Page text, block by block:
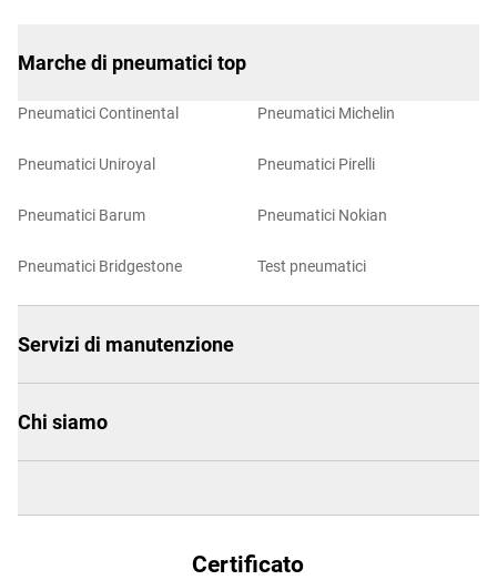
Marche di pneumatici top
Pneumatici Continental
Pneumatici Uniroyal
Pneumatici Barum
Pneumatici Bridgestone
Pneumatici Michelin
Pneumatici Pirelli
Pneumatici Nokian
Test pneumatici
Servizi di manutenzione
Chi siamo
Certificato